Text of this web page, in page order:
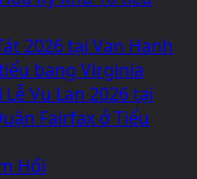
2026 tại Van Hanh
bang Virginia
Vu Lan 2026 tại
Fairfax ở Tiểu
Hối